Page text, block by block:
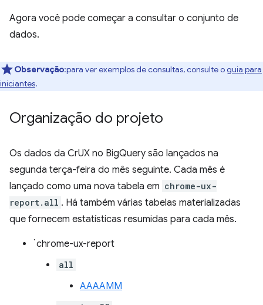
Agora você pode começar a consultar o conjunto de
dados.
Observação:para ver exemplos de consultas, consulte oguia para
iniciantes.
Organização do projeto
Os dados da CrUX no BigQuery são lançados na
segunda terça-feira do mês seguinte. Cada mês é
lançado como uma nova tabela em chrome-ux-
report.all . Há também várias tabelas materializadas
que fornecem estatísticas resumidas para cada mês.
`chrome-ux-report
all
AAAAMM